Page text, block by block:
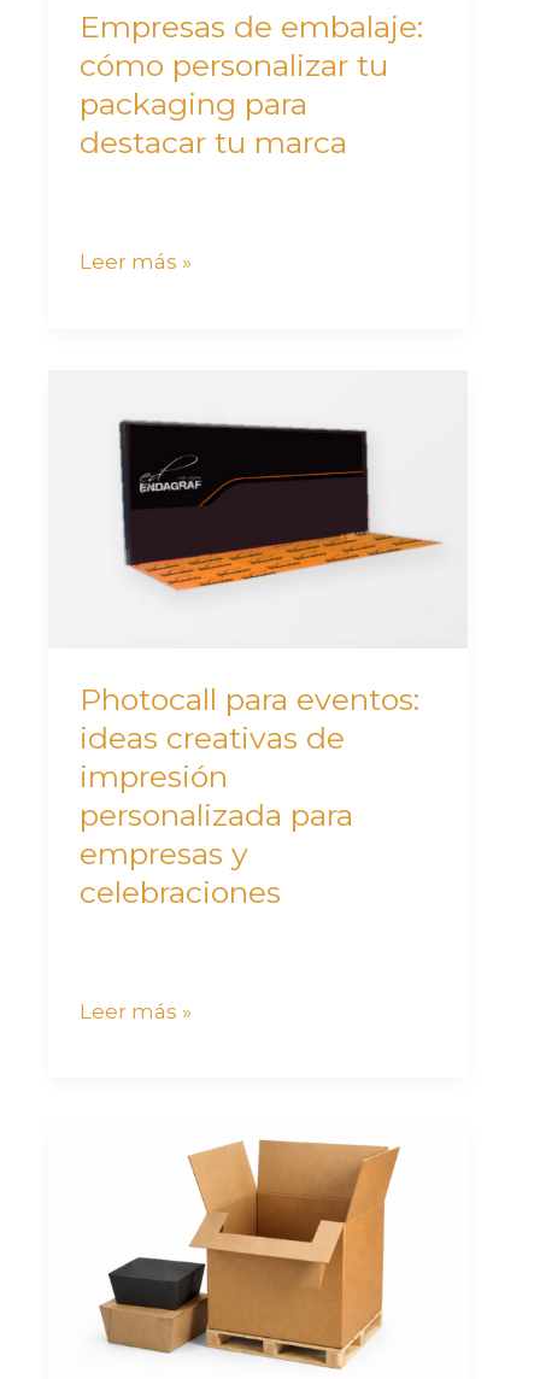
Empresas de embalaje:
cómo personalizar tu
packaging para
destacar tu marca
destacar
marca
Leer más »
Photocall para eventos:
ideas creativas de
impresión
personalizada para
empresas y
celebraciones
para
eventos:
ideas
creativas
para
empresas
y
celebraciones
Leer más »
para
optimizar
logística,